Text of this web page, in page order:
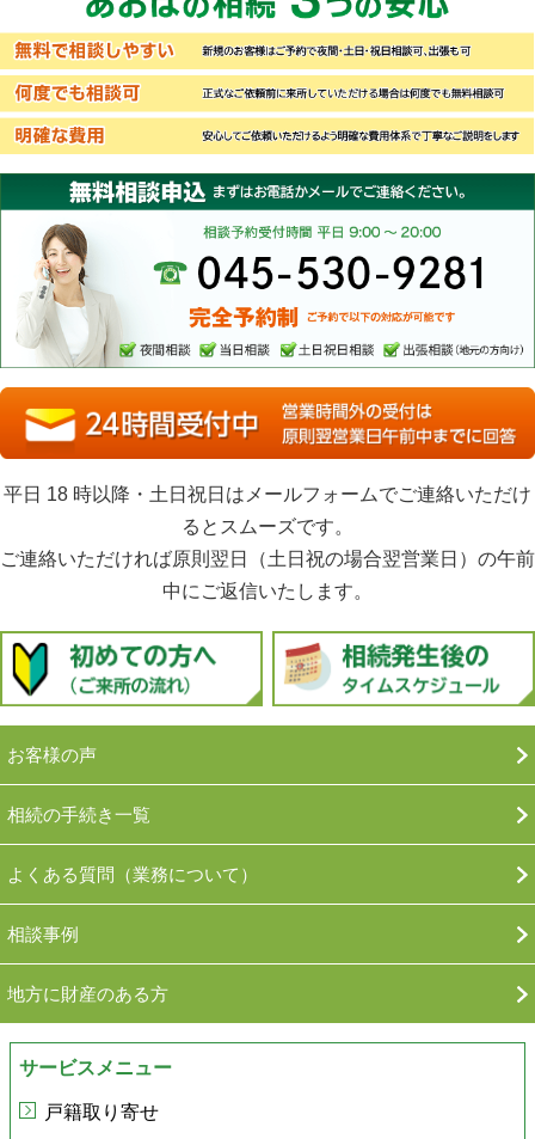
あおばの相続3つの安心
無料で相談しやすい
新規のお客様はご予約で夜間・土日・祝日相談可、出張も可
何度でも相談可
正式なご依頼前に来所していただける場合は何度でも無料相
明確な費用
安心してご依頼いただけるよう明確な費用体系で丁寧なご説
無料相談申込
まずはお電話かメールでご連絡ください。
完全予約制。ご予約で以下の対応が可能です。
夜間相談・当日相談・土日祝日相談・出張相談（地元の方向
平日 18 時以降・土日祝日はメールフォームでご連絡いただけ
るとスムーズです。
ご連絡いただければ原則翌日（土日祝の場合翌営業日）の午前
中にご返信いたします。
お客様の声
相続の手続き一覧
よくある質問（業務について）
相談事例
地方に財産のある方
サービスメニュー
戸籍取り寄せ